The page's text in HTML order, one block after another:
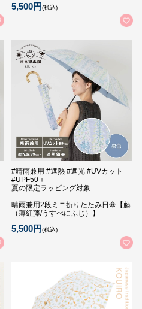
5,500円(税込)
#晴雨兼用 #遮熱 #遮光 #UVカット
#UPF50＋
夏の限定ラッピング対象
晴雨兼用2段ミニ折りたたみ日傘【藤
（薄紅藤/うすべにふじ）】
5,500円(税込)